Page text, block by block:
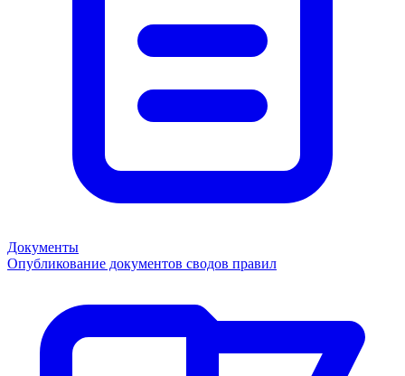
Документы
Опубликование документов сводов правил